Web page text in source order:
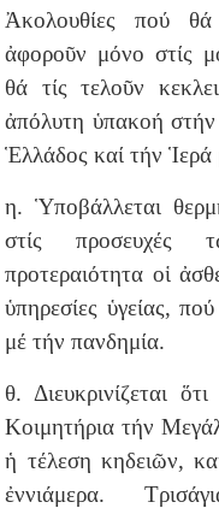
Ἀκολουθίες πού
ἀφοροῦν μόνο στίς
θά τίς τελοῦν
ἀπόλυτη ὑπακοή
Ἑλλάδος καί τήν
η. Ὑποβάλλεται
στίς προσευχές
προτεραιότητα οἱ
ὑπηρεσίες ὑγείας,
μέ τήν πανδημία.
θ. Διευκρινίζεται
Κοιμητήρια τήν
ἡ τέλεση κηδειῶν,
ἐννιάμερα.